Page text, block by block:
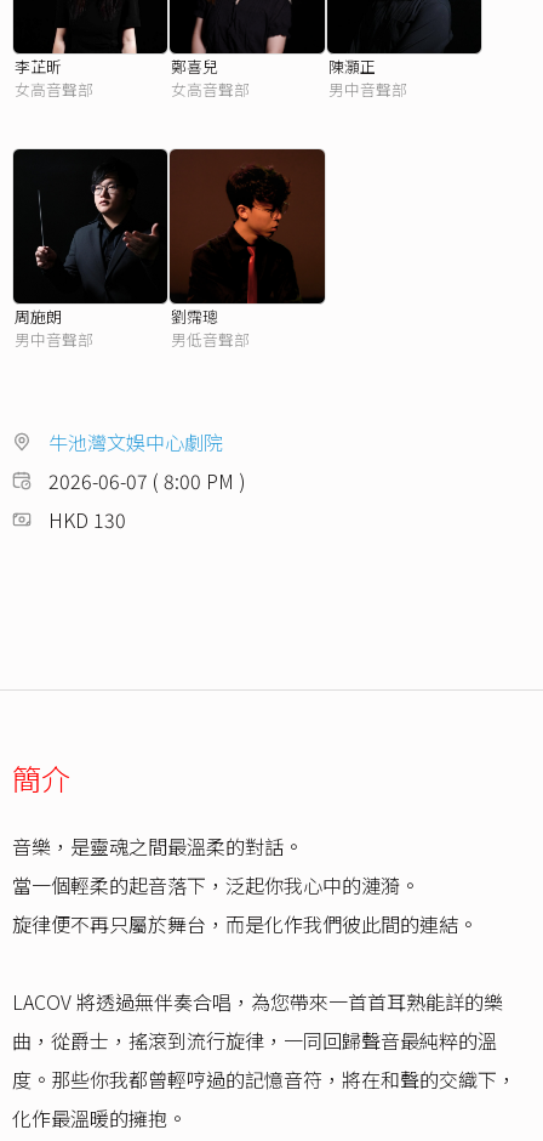
李芷昕
女高音聲部
鄭喜兒
女高音聲部
陳灝正
男中音聲部
周施朗
男中音聲部
劉霈璁
男低音聲部
牛池灣文娛中心劇院
2026-06-07 ( 8:00 PM )
HKD 130
簡介
音樂，是靈魂之間最溫柔的對話。
當一個輕柔的起音落下，泛起你我心中的漣漪。
旋律便不再只屬於舞台，而是化作我們彼此間的連結。
LACOV 將透過無伴奏合唱，為您帶來一首首耳熟能詳的樂
曲，從爵士，搖滾到流行旋律，一同回歸聲音最純粹的溫
度。那些你我都曾輕哼過的記憶音符，將在和聲的交織下，
化作最溫暖的擁抱。